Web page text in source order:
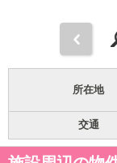
所在地
交通